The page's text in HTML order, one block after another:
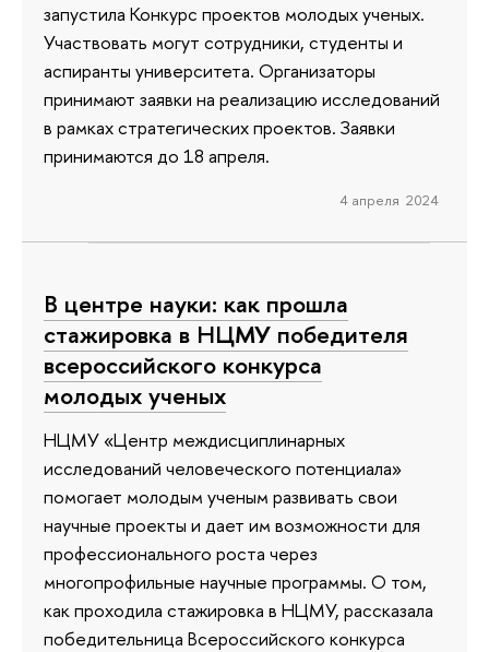
запустила Конкурс проектов молодых ученых.
Участвовать могут сотрудники, студенты и
аспиранты университета. Организаторы
принимают заявки на реализацию исследований
в рамках стратегических проектов. Заявки
принимаются до 18 апреля.
4 апреля 2024
В центре науки: как прошла
стажировка в НЦМУ победителя
всероссийского конкурса
молодых ученых
НЦМУ «Центр междисциплинарных
исследований человеческого потенциала»
помогает молодым ученым развивать свои
научные проекты и дает им возможности для
профессионального роста через
многопрофильные научные программы. О том,
как проходила стажировка в НЦМУ, рассказала
победительница Всероссийского конкурса